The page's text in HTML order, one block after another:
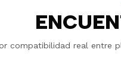
compatibilidad real entre